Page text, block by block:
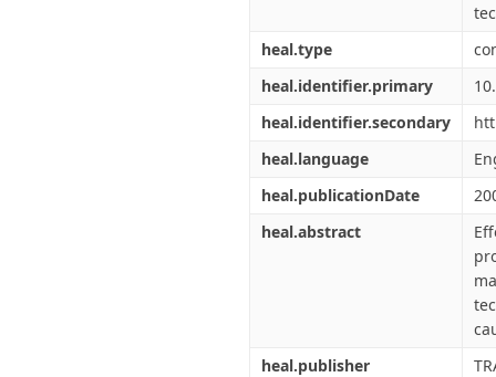
heal.type
heal.identifier.primary
heal.identifier.secondary
heal.language
heal.publicationDate
heal.abstract
heal.publisher